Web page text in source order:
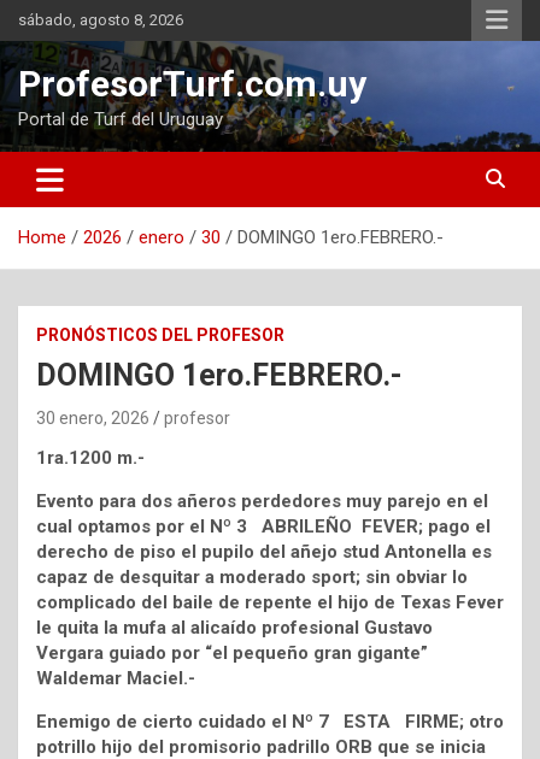
Skip
to
content
sábado, agosto 8, 2026
ProfesorTurf.com.uy
Portal de Turf del Uruguay
Home 2026 enero 30 DOMINGO 1ero.FEBRERO.-
PRONÓSTICOS DEL PROFESOR
DOMINGO 1ero.FEBRERO.-
30 enero, 2026 profesor
1ra.1200 m.-
Evento para dos añeros perdedores muy parejo en el
cual optamos por el Nº 3 ABRILEÑO FEVER; pago el
derecho de piso el pupilo del añejo stud Antonella es
capaz de desquitar a moderado sport; sin obviar lo
complicado del baile de repente el hijo de Texas Fever
le quita la mufa al alicaído profesional Gustavo
Vergara guiado por “el pequeño gran gigante”
Waldemar Maciel.-
Enemigo de cierto cuidado el Nº 7 ESTA FIRME; otro
potrillo hijo del promisorio padrillo ORB que se inicia